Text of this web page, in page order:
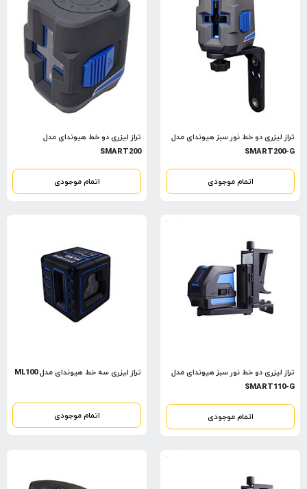
تراز لیزری دو خط نور سبز هیوندای مدل
SMART200-G
اتمام موجودی
تراز لیزری دو خط هیوندای مدل
SMART200
اتمام موجودی
تراز لیزری دو خط نور سبز هیوندای مدل
SMART110-G
اتمام موجودی
تراز لیزری سه خط هیوندای مدل ML100
اتمام موجودی